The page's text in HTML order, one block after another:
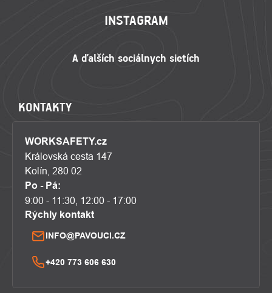
INSTAGRAM
KONTAKTY
WORKSAFETY.cz
Královská cesta 147
Kolín, 280 02
Po - Pá:
9:00 - 11:30, 12:00 - 17:00
Rýchly kontakt
INFO@PAVOUCI.CZ
+420 773 606 630